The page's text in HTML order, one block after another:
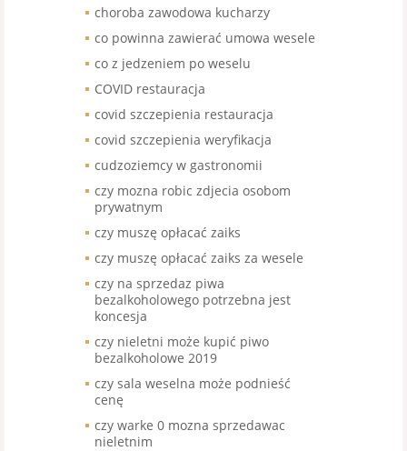
choroba zawodowa kucharzy
co powinna zawierać umowa wesele
co z jedzeniem po weselu
COVID restauracja
covid szczepienia restauracja
covid szczepienia weryfikacja
cudzoziemcy w gastronomii
czy mozna robic zdjecia osobom
prywatnym
czy muszę opłacać zaiks
czy muszę opłacać zaiks za wesele
czy na sprzedaz piwa
bezalkoholowego potrzebna jest
koncesja
czy nieletni może kupić piwo
bezalkoholowe 2019
czy sala weselna może podnieść
cenę
czy warke 0 mozna sprzedawac
nieletnim